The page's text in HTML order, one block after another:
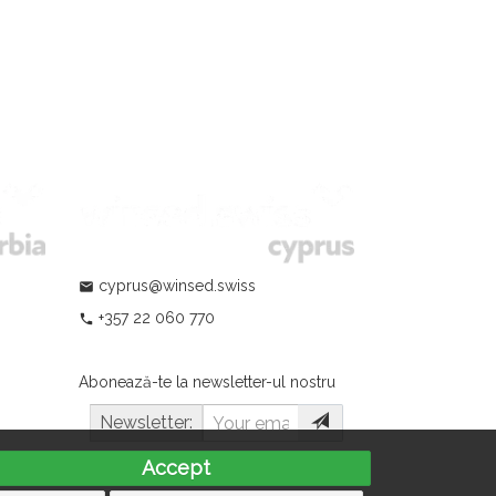
Accept
mail cyprus@winsed.swiss
phone +357 22 060 770
Abonează-te la newsletter-ul nostru
Newsletter: